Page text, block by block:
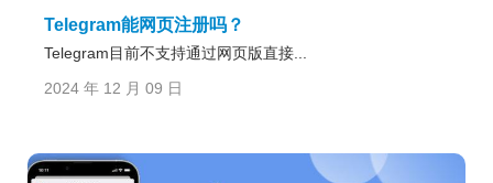
Telegram能网页注册吗？
Telegram目前不支持通过网页版直接...
2024 年 12 月 09 日